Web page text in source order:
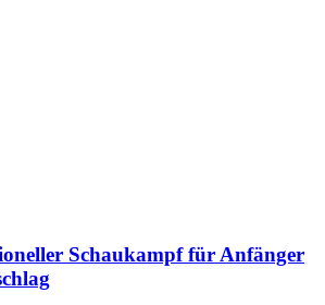
Schaukampf für Anfänger